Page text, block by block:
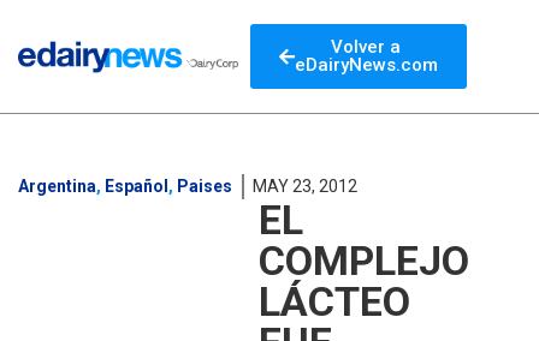
Volver a
eDairyNews.com
Argentina, Español , Paises MAY 23, 2012
EL
COMPLEJO
LÁCTEO